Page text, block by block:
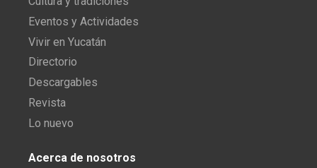
Eventos y Actividades
Vivir en Yucatán
Directorio
Descargables
Revista
Lo nuevo
Acerca de nosotros